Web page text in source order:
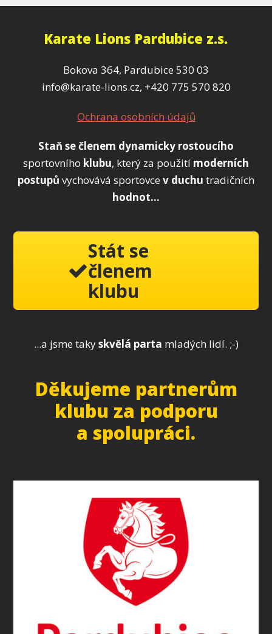
Karate Lions Pardubice z.s.
Bokova 364, Pardubice 530 03
info@karate-lions.cz, +420 775 570 820
Ochrana osobních údajů
Staň se členem dynamicky rostoucího
sportovního klubu, který za použití moderních
postupů vychovává sportovce v duchu tradičních
hodnot...
Stát se
členem
klubu
...a jsme takyskvělá parta mladých lidí. ;-)
Děkujeme partnerům
klubu za podporu
a spolupráci.